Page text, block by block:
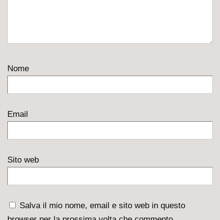
Nome
Email
Sito web
Salva il mio nome, email e sito web in questo